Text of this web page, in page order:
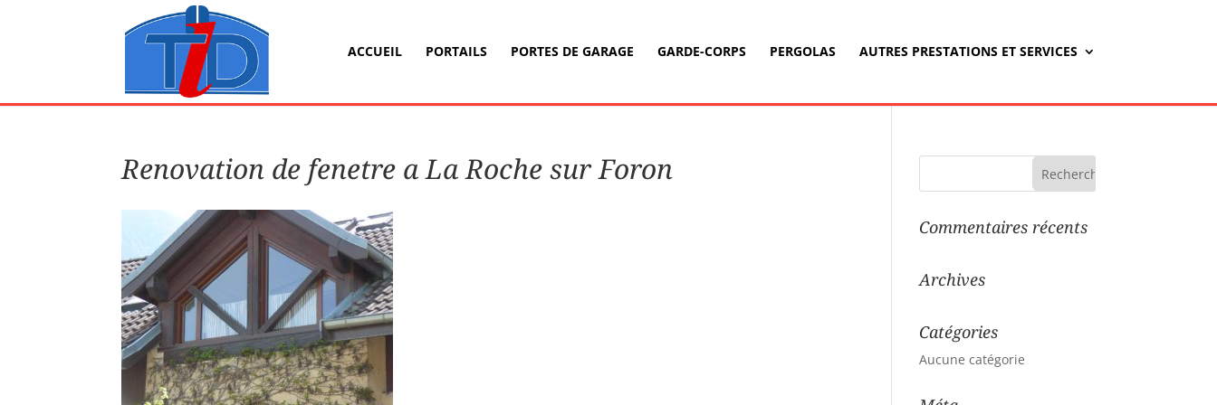
ACCUEIL PORTAILS PORTES DE GARAGE GARDE-CORPS PERGOLAS AUTRES PRESTATIONS ET SERVICES
Renovation de fenetre a La Roche sur Foron
Commentaires récents
Archives
Catégories
Aucune catégorie